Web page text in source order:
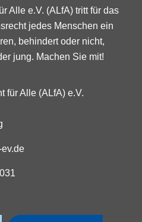
Alle e.V. (ALfA) tritt für das
jedes Menschen ein
behindert oder nicht,
jung. Machen Sie mit!
für Alle (ALfA) e.V.